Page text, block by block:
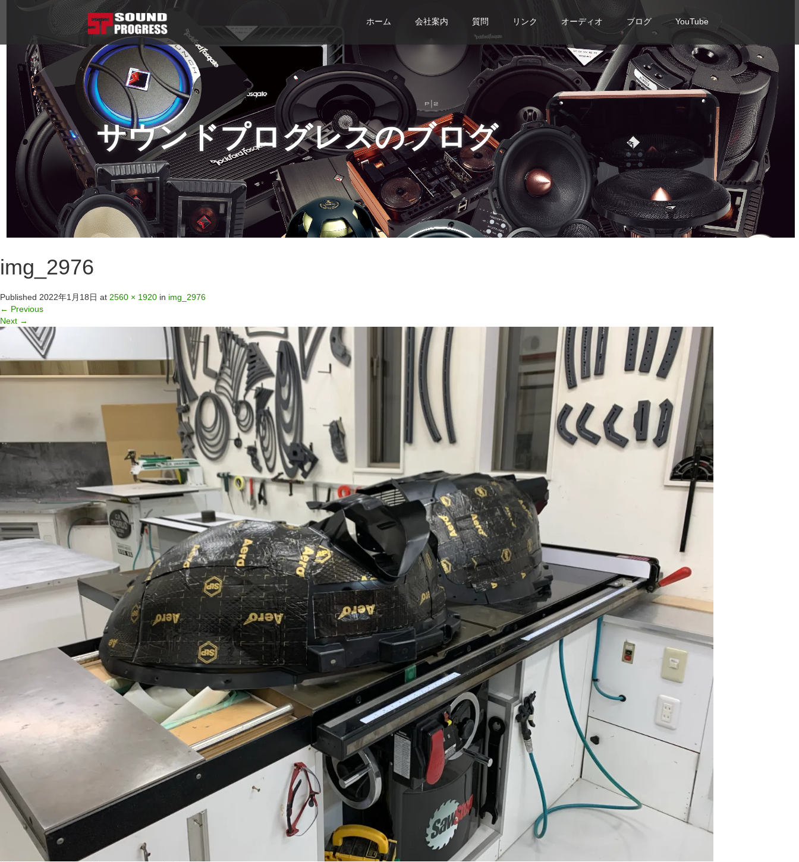
ホーム 会社案内 質問 リンク オーディオ ブログ YouTube
サウンドプログレスのブログ
img_2976
Published 2022年1月18日 at 2560 × 1920 in img_2976
← Previous
Next →